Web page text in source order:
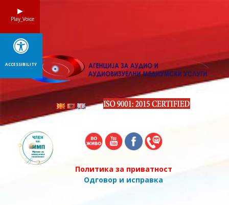
Политика за приватност
Одговор и исправка
Play_Voice
ACCESSIBILITY